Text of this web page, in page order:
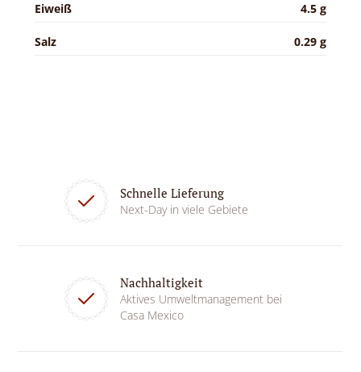
Eiweiß 4.5 g
Salz 0.29 g
Schnelle Lieferung
Next-Day in viele Gebiete
Nachhaltigkeit
Aktives Umweltmanagement bei
Casa Mexico